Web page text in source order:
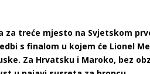
za treće mjesto na Svjetskom
s finalom u kojem će Lionel
Za Hrvatsku i Maroko, bez